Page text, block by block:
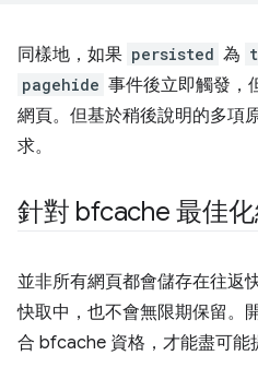
同樣地，如果 persisted 為
pagehide 事件後立即觸發，
網頁。但基於稍後說明的多項
求。
針對 bfcache 最佳
並非所有網頁都會儲存在往返
快取中，也不會無限期保留。
合 bfcache 資格，才能盡可能